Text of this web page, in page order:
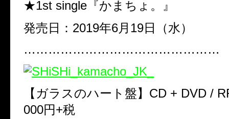
★1st single 『かまちょ。』
発売日： 2019年6月 19日（水）
…………………………………………
【ガラスのハート盤】CD + DVD /
000円+税